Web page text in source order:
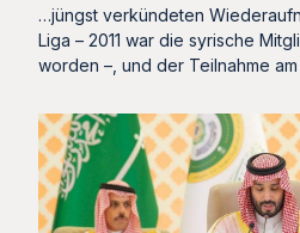
…jüngst verkündeten
Liga – 2011 war die syrische
worden –, und der Teilnahme